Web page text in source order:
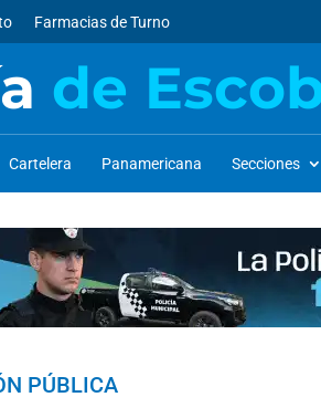
Farmacias de Turno
de
Cartelera Panamericana Secciones
PÚBLICA